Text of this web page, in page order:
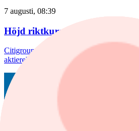
7 augusti, 08:39
Höjd riktkurs för Nibe
Citigroup sänker riktkursen för Novo
aktierekommendationer.